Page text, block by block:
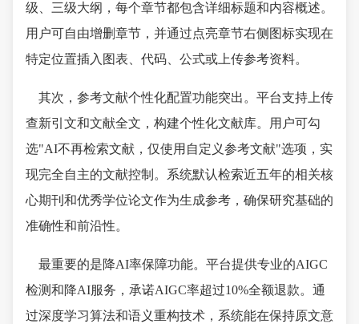
级、三级大纲，每个章节都包含详细标题和内容概述。
用户可自由增删章节，并通过点亮章节右侧图标实现在
特定位置插入图表、代码、公式或上传参考资料。
其次，参考文献个性化配置功能突出。平台支持上传
查新引文和文献全文，构建个性化文献库。用户可勾
选"AI不再检索文献，仅使用自定义参考文献"选项，实
现完全自主的文献控制。系统默认检索近五年的相关核
心期刊和优秀学位论文作为生成参考，确保研究基础的
准确性和前沿性。
最重要的是降AI率保障功能。平台提供专业的AIGC
检测和降AI服务，承诺AIGC率超过10%全额退款。通
过深度学习算法和语义重构技术，系统能在保持原文意